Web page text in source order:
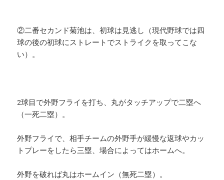
②二番セカンド菊池は、初球は見逃し（現代野球では四
球の後の初球にストレートでストライクを取ってこな
い）。
2球目で外野フライを打ち、丸がタッチアップで二塁へ
（一死二塁）。
外野フライで、相手チームの外野手が緩慢な返球やカッ
トプレーをしたら三塁、場合によってはホームへ。
外野を破れば丸はホームイン（無死二塁）。